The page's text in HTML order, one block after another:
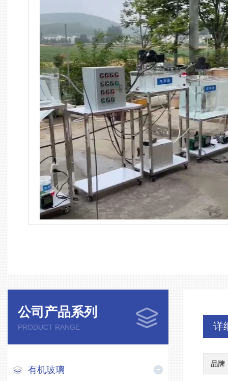
公司产品系列
PRODUCT RANGE
有机玻璃
详
品牌